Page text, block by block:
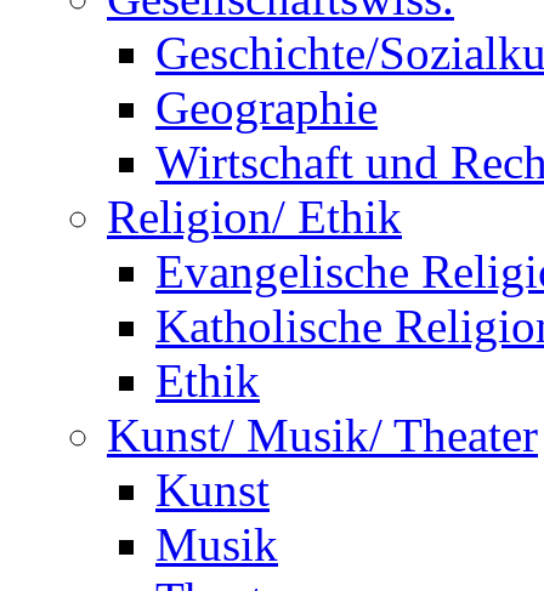
Geschichte/
Geographie
Wirtschaft und
Religion/ Ethik
Evangelische
Katholische
Ethik
Kunst/ Musik/ Theater
Kunst
Musik